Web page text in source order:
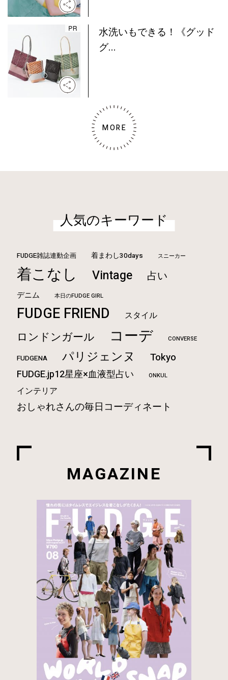
水洗いもできる！《グッド
グ...
MORE
人気のキーワード
FUDGE雑誌連動企画 着まわし30days スニーカー
着こなし Vintage 占い
デニム 本日のFUDGE GIRL
FUDGE FRIEND スタイル
ロンドンガール コーデ CONVERSE
FUDGENA パリジェンヌ Tokyo
FUDGE.jp12星座×血液型占い ONKUL
インテリア
おしゃれさんの毎日コーディネート
MAGAZINE